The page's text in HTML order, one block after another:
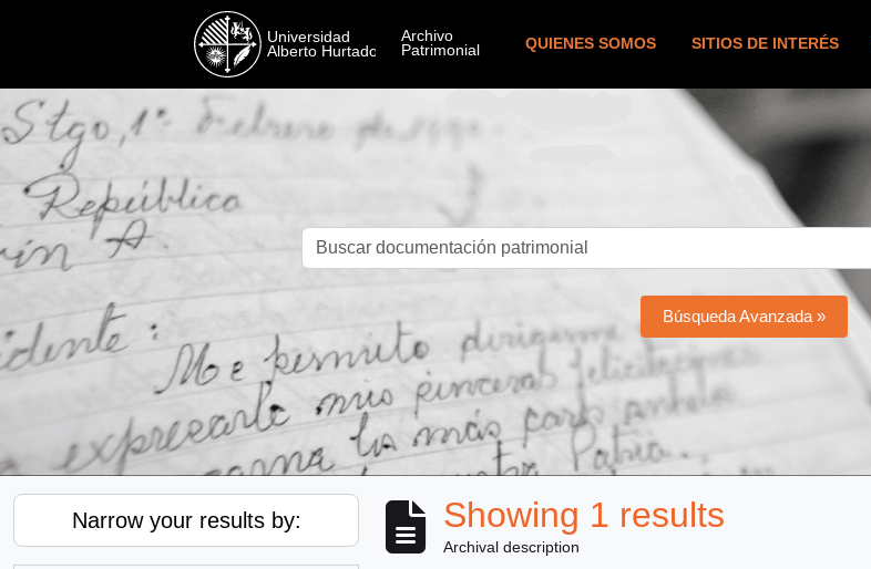
QUIENES SOMOS SITIOS DE INTERÉS
Búsqueda Avanzada »
Narrow your results by: Showing 1 results
Archival description